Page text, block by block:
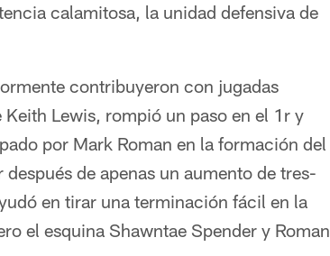
calamitosa, la unidad defensiva de
contribuyeron con jugadas
Lewis, rompió un paso en el 1r y
por Mark Roman en la formación del
de apenas un aumento de tres-
en tirar una terminación fácil en la
el esquina Shawntae Spender y Roman